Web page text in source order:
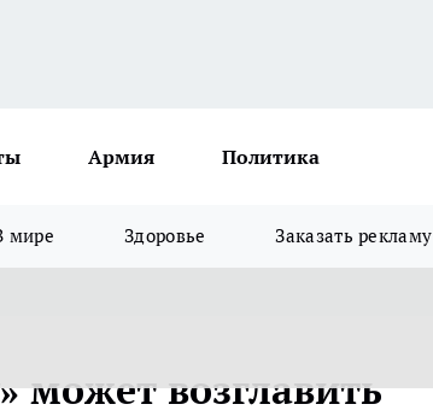
Армия Политика
мире Здоровье Заказать рекламу
может возглавить